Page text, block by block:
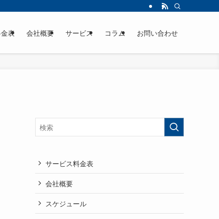
表 会社概要 サービス コラム お問い合わせ
サービス料金表
会社概要
スケジュール